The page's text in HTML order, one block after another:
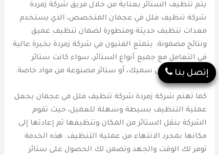
يتم تنظيف الستائر بعناية من خلال فريق شركة زمردة
شركة تنظيف فلل في عجمان المتخصص، الذي يستخدم
معدات تنظيف حديثة ومتطورة لضمان تنظيف عميق
ونتائج مضمونة. يتمتع الفنيون في شركة زمردة بخبرة عالية
في التعامل مع جميع أنواع الستائر، سواء كانت ستائر
شيفون، قماش سميك، أو ستائر مصنوعة من مواد خاصة.
كما تهتم شركة زمردة شركة تنظيف فلل في عجمان بجعل
عملية التنظيف بسيطة وسهلة للعميل، حيث تقوم
الشركة بنقل الستائر من المكان وتنظيفها ثم إعادتها إلى
مكانها بمجرد الانتهاء من عملية التنظيف. هذه الخدمة
توفر لك الوقت والجهد وتضمن لك الحصول على ستائر
إتصل بنا